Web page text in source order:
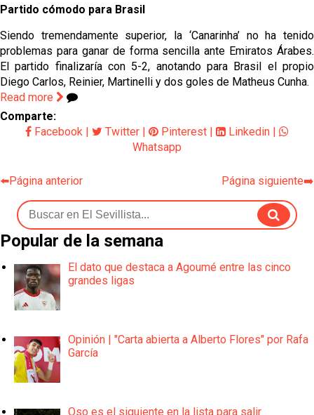
Partido cómodo para Brasil
Siendo tremendamente superior, la ‘Canarinha’ no ha tenido
problemas para ganar de forma sencilla ante Emiratos Árabes.
El partido finalizaría con 5-2, anotando para Brasil el propio
Diego Carlos, Reinier, Martinelli y dos goles de Matheus Cunha.
Read more
Comparte:
Facebook | Twitter | Pinterest | Linkedin |
Whatsapp
⬅️Página anterior Página siguiente➡️
Popular de la semana
El dato que destaca a Agoumé entre las cinco
grandes ligas
Opinión | "Carta abierta a Alberto Flores" por Rafa
García
Oso es el siguiente en la lista para salir